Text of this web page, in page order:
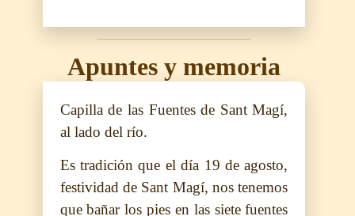
Apuntes y memoria
Capilla de las Fuentes de Sant Magí,
al lado del río.
Es tradición que el día 19 de agosto,
festividad de Sant Magí, nos tenemos
que bañar los pies en las siete fuentes